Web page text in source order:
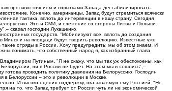
противостоянием и попытками Запада дестабилизировать
Конечно, американцы, Запад будут стремиться всячески
тактика, вплоть до интервенции в нашу страну. Сегодня
Это и СМИ, и слежение со стороны Литвы и Польши.
сказал господин Лукашенко.
государств. "Мобилизуют все, вплоть до создания
Минск и на площади будут творить революцию. Известные уже
отряды в России. Хочу предупредить: мы об этом знаем. И
понимать, что собственный народ я, как избранный глава
Путиным. "Я не скажу, что мы так уж обеспокоены, как
ни в России не будет. На этом мы и сошлись",–
проводить политику давления на Белоруссию. Господин
Белоруссии – это и революции в Москве.
И высоко оценил поддержку, оказываемую ему Россией. "Не
на то, что Запад требует от России чуть ли не экономической